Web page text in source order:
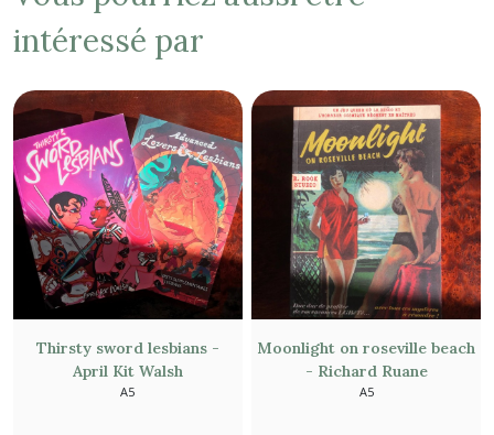
intéressé par
Thirsty sword lesbians -
April Kit Walsh
A5
Moonlight on roseville beach
- Richard Ruane
A5